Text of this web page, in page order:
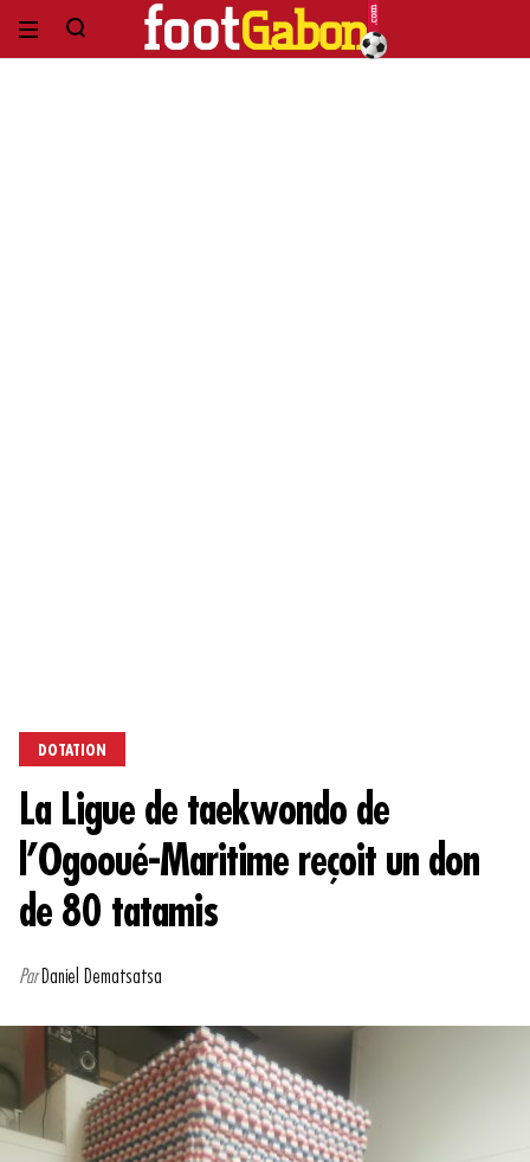
DOTATION
La Ligue de taekwondo de
l’Ogooué-Maritime reçoit un don
de 80 tatamis
Par Daniel Dematsatsa